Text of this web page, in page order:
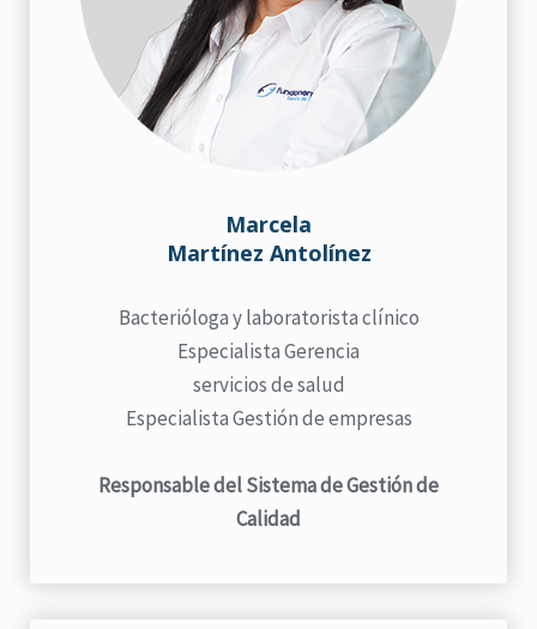
Marcela
Martínez Antolínez
Bacterióloga y laboratorista clínico
Especialista Gerencia
servicios de salud
Especialista Gestión de empresas
Responsable del Sistema de Gestión de
Calidad